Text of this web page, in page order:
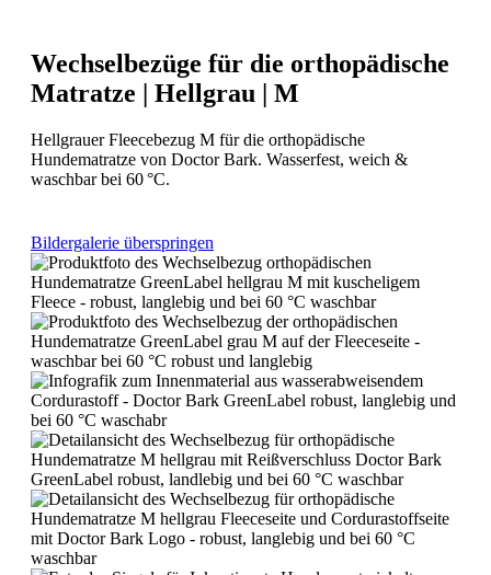
Wechselbezüge für die orthopädische
Matratze | Hellgrau | M
Hellgrauer Fleecebezug M für die orthopädische
Hundematratze von Doctor Bark. Wasserfest, weich &
waschbar bei 60 °C.
Bildergalerie überspringen